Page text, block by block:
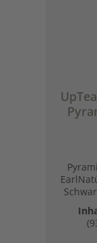
Grey /
extra
pro